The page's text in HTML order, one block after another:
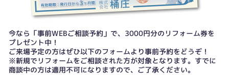
今なら「事前WEBご相談予約」で、3000円分のリフォーム券を
プレゼント中！
ご来場予定の方はぜひ以下のフォームより事前予約をどうぞ！
※新規でリフォームをご相談された方が対象となります。すでに
商談中の方は適用不可になりますので、ご了承ください。